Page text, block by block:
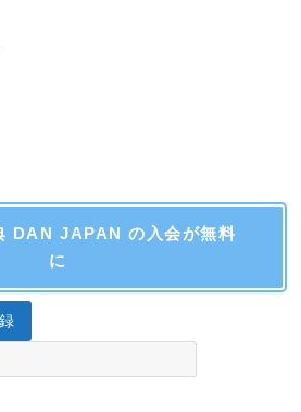
DAN JAPAN の入会が無料
に